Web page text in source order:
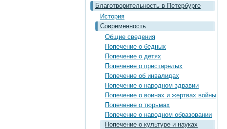
Благотворительность в Петербурге
История
Современность
Общие сведения
Попечение о бедных
Попечение о детях
Попечение о престарелых
Попечение об инвалидах
Попечение о народном здравии
Попечение о воинах и жертвах войны
Попечение о тюрьмах
Попечение о народном образовании
Попечение о культуре и науках